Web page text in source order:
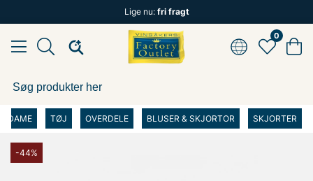
Lige nu: fri fragt
0
DAME TØJ OVERDELE BLUSER & SKJORTOR SKJORTER
-44%